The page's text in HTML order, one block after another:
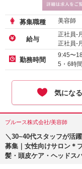
募集職種 美容師
給与
正社員-
正社員-
正社員-
勤務時間
9:45〜
5・6時
気になる
プルース株式会社/美容師
＼30~40代スタッフが活
募集｜女性向けサロン＊
髪・頭皮ケア・ヘッドス